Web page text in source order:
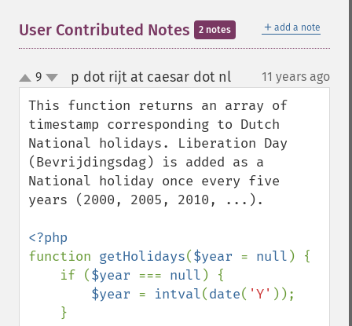
＋ add a note
User Contributed Notes 2 notes
up
down
9 p dot rijt at caesar dot nl¶ 11 years ago
This function returns an array of
timestamp corresponding to Dutch
National holidays. Liberation Day
(Bevrijdingsdag) is added as a
National holiday once every five
years (2000, 2005, 2010, ...).
function getHolidays($year = null ) {
    if (
$year === null ) {
$year = intval(date( 'Y' ));